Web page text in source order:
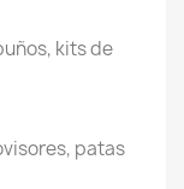
kits de
patas